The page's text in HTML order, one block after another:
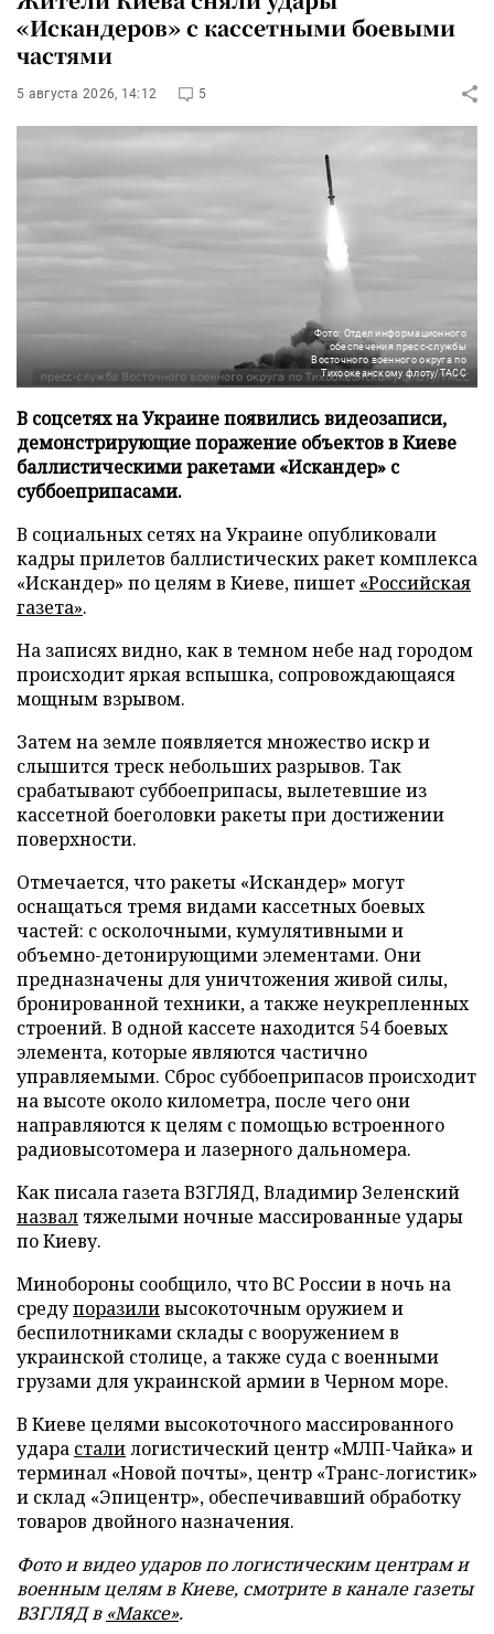
«Искандеров» с кассетными боевыми
частями
5 августа 2026, 14:12 5
Фото: Отдел информационного
обеспечения пресс-службы
Восточного военного округа по
Тихоокеанскому флоту/ТАСС
В соцсетях на Украине появились видеозаписи,
демонстрирующие поражение объектов в Киеве
баллистическими ракетами «Искандер» с
суббоеприпасами.
В социальных сетях на Украине опубликовали
кадры прилетов баллистических ракет комплекса
«Искандер» по целям в Киеве, пишет «Российская
газета».
На записях видно, как в темном небе над городом
происходит яркая вспышка, сопровождающаяся
мощным взрывом.
Затем на земле появляется множество искр и
слышится треск небольших разрывов. Так
срабатывают суббоеприпасы, вылетевшие из
кассетной боеголовки ракеты при достижении
поверхности.
Отмечается, что ракеты «Искандер» могут
оснащаться тремя видами кассетных боевых
частей: с осколочными, кумулятивными и
объемно-детонирующими элементами. Они
предназначены для уничтожения живой силы,
бронированной техники, а также неукрепленных
строений. В одной кассете находится 54 боевых
элемента, которые являются частично
управляемыми. Сброс суббоеприпасов происходит
на высоте около километра, после чего они
направляются к целям с помощью встроенного
радиовысотомера и лазерного дальномера.
Как писала газета ВЗГЛЯД, Владимир Зеленский
назвал тяжелыми ночные массированные удары
по Киеву.
Минобороны сообщило, что ВС России в ночь на
средупоразиливысокоточным оружием и
беспилотниками склады с вооружением в
украинской столице, а также суда с военными
грузами для украинской армии в Черном море.
В Киеве целями высокоточного массированного
удара сталилогистический центр «МЛП-Чайка» и
терминал «Новой почты», центр «Транс-логистик»
и склад «Эпицентр», обеспечивавший обработку
товаров двойного назначения.
Фото и видео ударов по логистическим центрам и
военным целям в Киеве, смотрите в канале газеты
ВЗГЛЯД в «Максе».